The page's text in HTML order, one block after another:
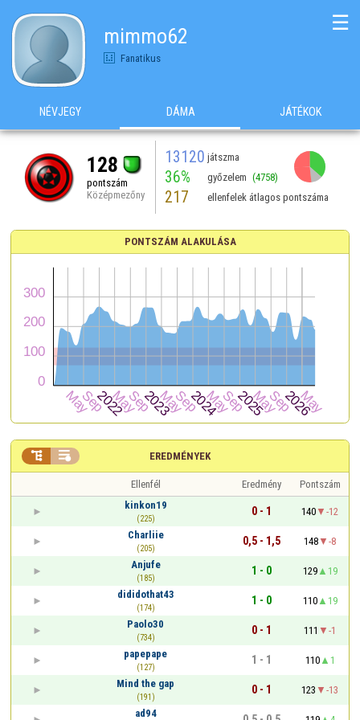
mimmo62
Fanatikus
☰
NÉVJEGY DÁMA JÁTÉKOK
128
pontszám
Középmezőny
13120 játszma
36% győzelem (4758)
217 ellenfelek átlagos pontszáma
PONTSZÁM ALAKULÁSA
EREDMÉNYEK
 
Ellenfél Eredmény
Pontszám
kinkon19
(225)
0 - 1 140
-12
Charliie
(205)
0,5 - 1,5 148
-8
Anjufe
(185)
1 - 0 129
19
dididothat43
(174)
1 - 0 110
19
Paolo30
(734)
0 - 1 111
-1
papepape
(127)
1 - 1 110
1
Mind the gap
(191)
0 - 1 123
-13
ad94